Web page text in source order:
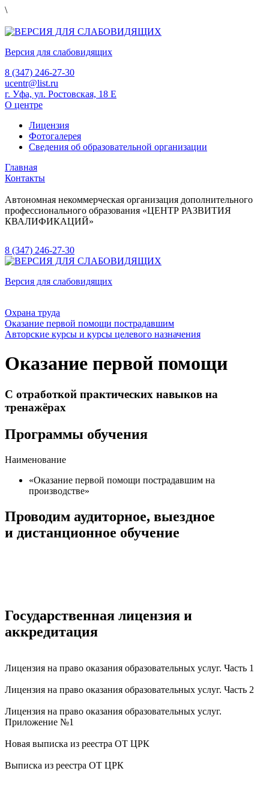
\
Версия для слабовидящих
8 (347) 246-27-30
ucentr@list.ru
г. Уфа, ул. Ростовская, 18 Е
О центре
Лицензия
Фотогалерея
Сведения об образовательной организации
Главная
Контакты
Автономная некоммерческая организация дополнительного
профессионального образования «ЦЕНТР РАЗВИТИЯ
КВАЛИФИКАЦИЙ»
8 (347) 246-27-30
Версия для слабовидящих
Охрана труда
Оказание первой помощи пострадавшим
Авторские курсы и курсы целевого назначения
Оказание первой помощи
С отработкой практических навыков на
тренажёрах
Программы обучения
Наименование
«Оказание первой помощи пострадавшим на
производстве»
Проводим аудиторное, выездное
и дистанционное обучение
Государственная лицензия и
аккредитация
Лицензия на право оказания образовательных услуг. Часть 1
Лицензия на право оказания образовательных услуг. Часть 2
Лицензия на право оказания образовательных услуг.
Приложение №1
Новая выписка из реестра ОТ ЦРК
Выписка из реестра ОТ ЦРК